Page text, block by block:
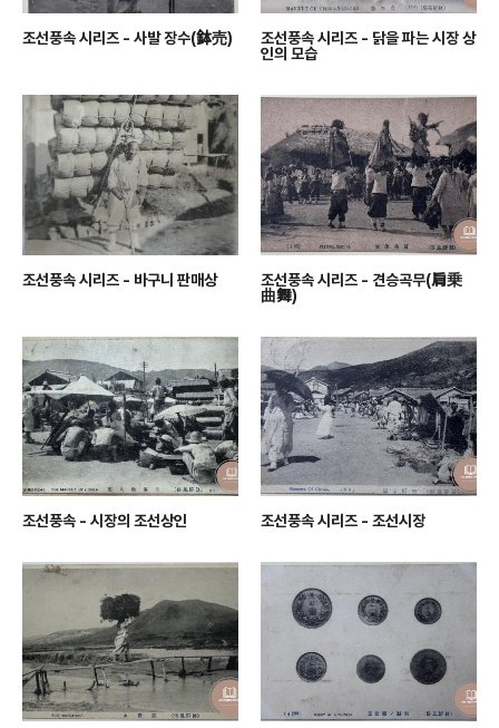
조선풍속 시리즈 - 사발 장수(鉢売)
조선풍속 시리즈 - 닭을 파는 시장 상
인의 모습
조선풍속 시리즈 - 바구니 판매상
조선풍속 시리즈 - 견승곡무(肩乗
曲舞)
조선풍속 - 시장의 조선상인 조선풍속 시리즈 - 조선시장